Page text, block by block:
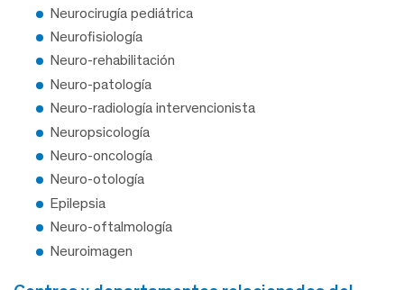
Neurocirugía pediátrica
Neurofisiología
Neuro-rehabilitación
Neuro-patología
Neuro-radiología intervencionista
Neuropsicología
Neuro-oncología
Neuro-otología
Epilepsia
Neuro-oftalmología
Neuroimagen